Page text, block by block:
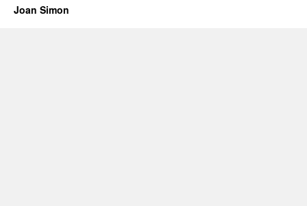
Joan Simon